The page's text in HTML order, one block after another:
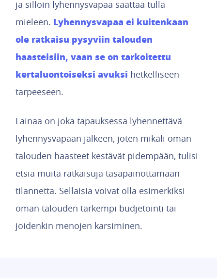
ja silloin lyhennysvapaa saattaa tulla
mieleen. Lyhennysvapaa ei kuitenkaan
ole ratkaisu pysyviin talouden
haasteisiin, vaan se on tarkoitettu
kertaluontoiseksi avuksi hetkelliseen
tarpeeseen.
Lainaa on joka tapauksessa lyhennettävä
lyhennysvapaan jälkeen, joten mikäli oman
talouden haasteet kestävät pidempään, tulisi
etsiä muita ratkaisuja tasapainottamaan
tilannetta. Sellaisia voivat olla esimerkiksi
oman talouden tarkempi budjetointi tai
joidenkin menojen karsiminen.